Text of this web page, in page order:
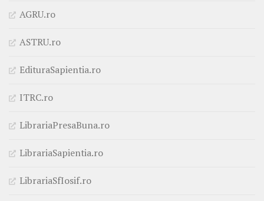
AGRU.ro
ASTRU.ro
EdituraSapientia.ro
ITRC.ro
LibrariaPresaBuna.ro
LibrariaSapientia.ro
LibrariaSfIosif.ro